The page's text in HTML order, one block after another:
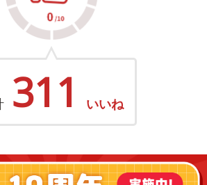
311 いいね